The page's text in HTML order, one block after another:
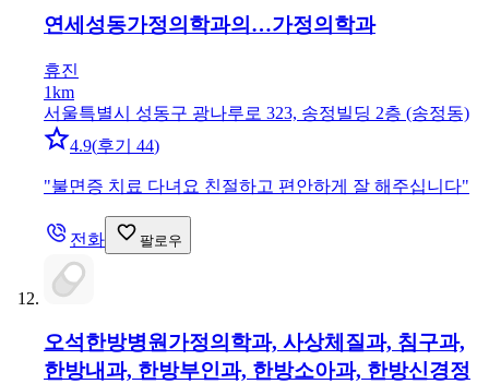
연세성동가정의학과의…가정의학과
휴진
1km
서울특별시 성동구 광나루로 323, 송정빌딩 2층 (송정동)
4.9(후기 44)
"불면증 치료 다녀요 친절하고 편안하게 잘 해주십니다"
전화 팔로우
오석한방병원가정의학과, 사상체질과, 침구과,
한방내과, 한방부인과, 한방소아과, 한방신경정